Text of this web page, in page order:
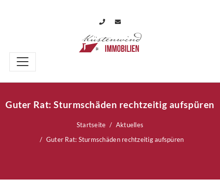
Guter Rat: Sturmschäden rechtzeitig aufspüren
Startseite
Aktuelles
Guter Rat: Sturmschäden rechtzeitig aufspüren